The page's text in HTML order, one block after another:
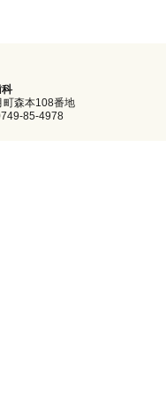
町森本108番地
85-4978